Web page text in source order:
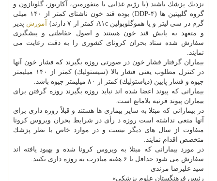
نزدیك پزشك باشند (با رژیم غذایی با متفورمین، آكاربوز، گلوتازون و
گروه گلیپتین ها (DDP-۴) بوده قند خون ناشتای كمتر از ۱۴۰ میلی
گرم در سی لیتر و یا هموگلوبولین A۱c كمتر از ۷ دارند)
آموزش پذیر
و متعهد به پایش قند خون هستند و اصول حفاظتی و پیشگیری
سفارش شده ستاد بحران كرونای كشوری را به دقت رعایت می
نمایند.
بیماران گرفتار فشار خون در صورتی روزه بگیرند كه فشار خون آنها
در كنترل مطلوب یعنی فشار بالا (سیستولیك) كمتر از ۱۴۰ میلیمتر
جیوه و فشار پایین (دیاستولیك) كمتر از ۸۰ میلیمتر جیوه باشد.
بیمارانی كه پیوند اعضا شده اند نباید روزه بگیرند روزه گرفتن برای
بیماران پیوند قرنیه بلامانع است.
در بیمارانی كه مبتلا به سایر بیماری ها هستند و قبلاً روزه داری برای
آنها منعی نداشته است روزه د رأی در شرایط بحران ویروس كرونا
متفاوت از سال های دیگر نیست و در موارد خاص با نظر پزشك
متخصص اقدام نمایند.
در مورد بیمارانی كه مبتلا به ویروس كرونا شده و بهبود یافته اند
سفارش می شود حداقل تا ۶ هفته مبادرت به روزه داری نكنند.
سید علیرضا مرندی
رئیس فرهنگستان علوم پزشكی»